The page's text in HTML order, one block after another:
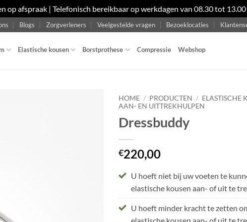
op afspraak | Telefonisch bereikbaar op werkdagen van 08.30 tot 13.00
Blogs Zorgverleners Veelgestelde vragen Bezoeklocaties
Elastische kousen Borstprothese Compressie Webshop
HOME / PRODUCTEN / ELASTISCHE
AAN- EN UITTREKHULPEN
Dressbuddy
€220,00
U hoeft niet bij uw voeten te
elastische kousen aan- of uit te
U hoeft minder kracht te zetten